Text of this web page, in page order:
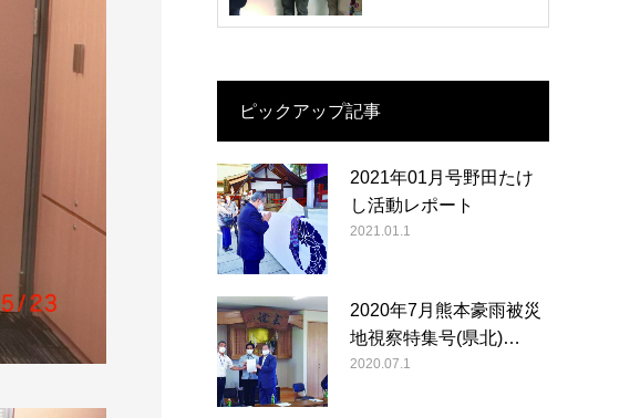
ピックアップ記事
2021年01月号野田たけ
し活動レポート
2021.01.1
2020年7月熊本豪雨被災
地視察特集号(県北)…
2020.07.1